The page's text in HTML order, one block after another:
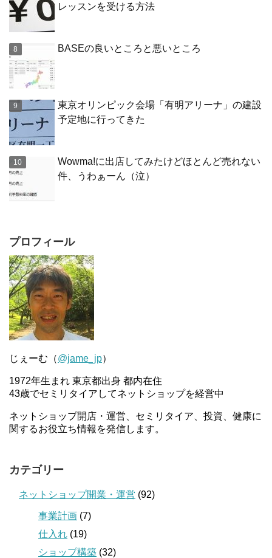
レッスンを受ける方法
BASEの良いところと悪いところ
東京オリンピック会場「有明アリーナ」の建設
予定地に行ってきた
Wowma!に出店してみたけどほとんど売れない
件、うわぁーん（泣）
プロフィール
じぇーむ（@jame_jp）
1972年生まれ 東京都出身 都内在住
43歳でセミリタイアしてネットショップを経営中
ネットショップ開店・運営、セミリタイア、投資、健康に
関するお役立ち情報を発信します。
カテゴリー
ネットショップ開業・運営 (92)
事業計画 (7)
仕入れ (19)
ショップ構築 (32)